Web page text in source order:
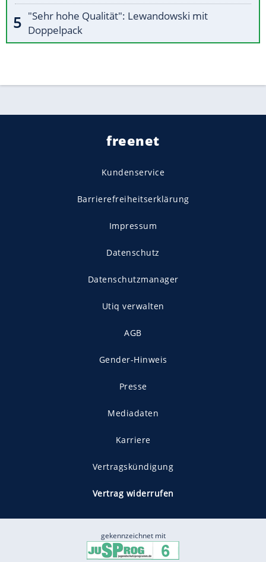
"Sehr hohe Qualität": Lewandowski mit
Doppelpack
freenet
Kundenservice
Barrierefreiheitserklärung
Impressum
Datenschutz
Datenschutzmanager
Utiq verwalten
AGB
Gender-Hinweis
Presse
Mediadaten
Karriere
Vertragskündigung
Vertrag widerrufen
gekennzeichnet mit